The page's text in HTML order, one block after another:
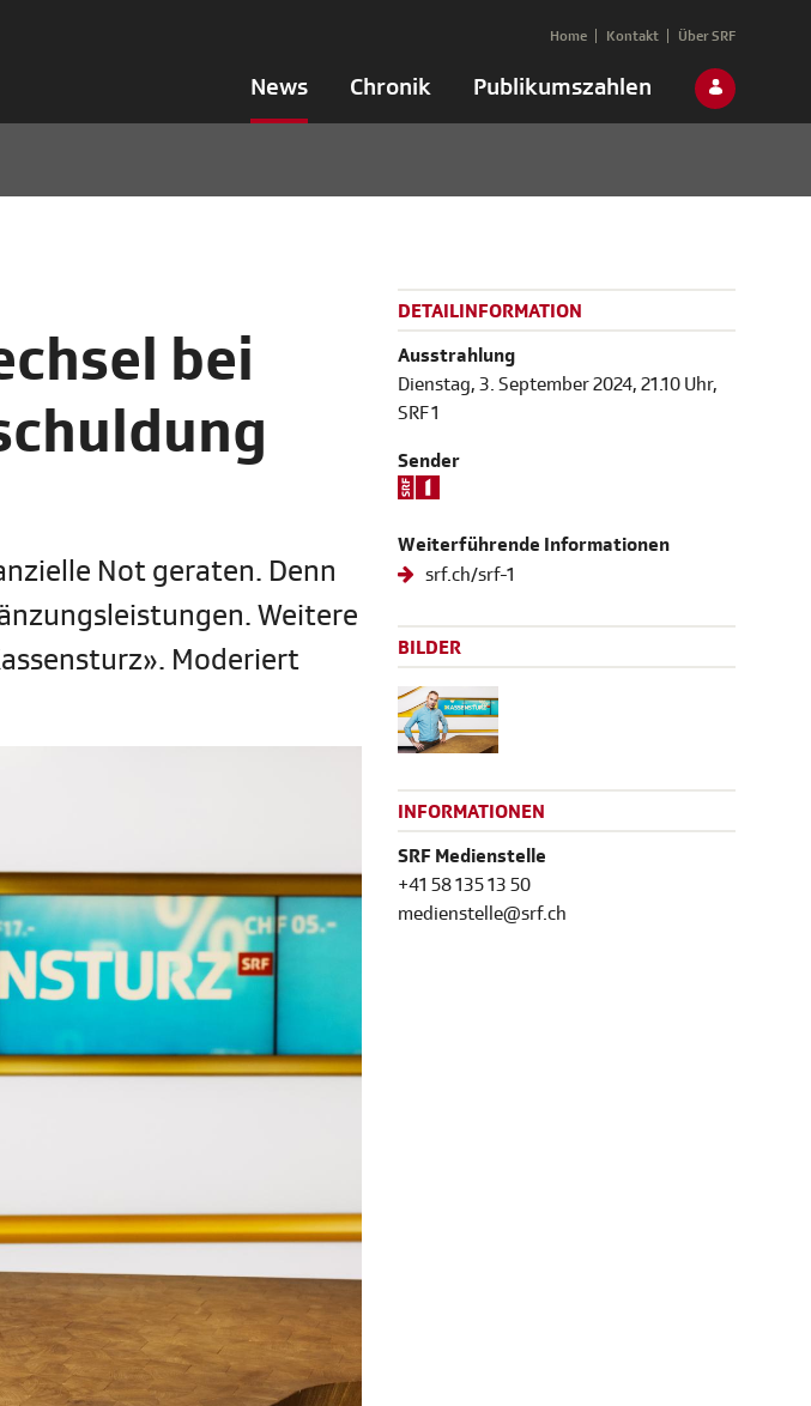
News Chronik Publikumszahlen
Home Kontakt Über SRF
bei
Not geraten. Denn
Weitere
Moderiert
DETAILINFORMATION
Ausstrahlung
Dienstag, 3. September 2024, 21.10 Uhr,
SRF 1
Sender
Weiterführende Informationen
srf.ch/srf-1
BILDER
INFORMATIONEN
SRF Medienstelle
+41 58 135 13 50
medienstelle@srf.ch